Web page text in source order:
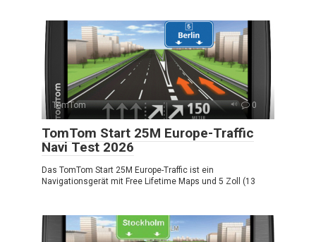
TomTom 0
TomTom Start 25M Europe-Traffic
Navi Test 2026
Das TomTom Start 25M Europe-Traffic ist ein
Navigationsgerät mit Free Lifetime Maps und 5 Zoll (13